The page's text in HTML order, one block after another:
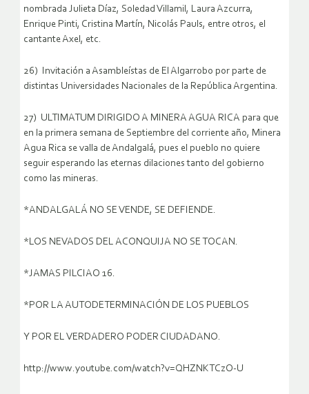
nombrada Julieta Díaz, Soledad Villamil, Laura Azcurra,
Enrique Pinti, Cristina Martín, Nicolás Pauls, entre otros, el
cantante Axel, etc.
26) Invitación a Asambleístas de El Algarrobo por parte de
distintas Universidades Nacionales de la República Argentina.
27) ULTIMATUM DIRIGIDO A MINERA AGUA RICA para que
en la primera semana de Septiembre del corriente año, Minera
Agua Rica se valla de Andalgalá, pues el pueblo no quiere
seguir esperando las eternas dilaciones tanto del gobierno
como las mineras.
*ANDALGALÁ NO SE VENDE, SE DEFIENDE.
*LOS NEVADOS DEL ACONQUIJA NO SE TOCAN.
*JAMAS PILCIAO 16.
*POR LA AUTODETERMINACIÓN DE LOS PUEBLOS
Y POR EL VERDADERO PODER CIUDADANO.
http://www.youtube.com/watch?v=QHZNKTCzO-U